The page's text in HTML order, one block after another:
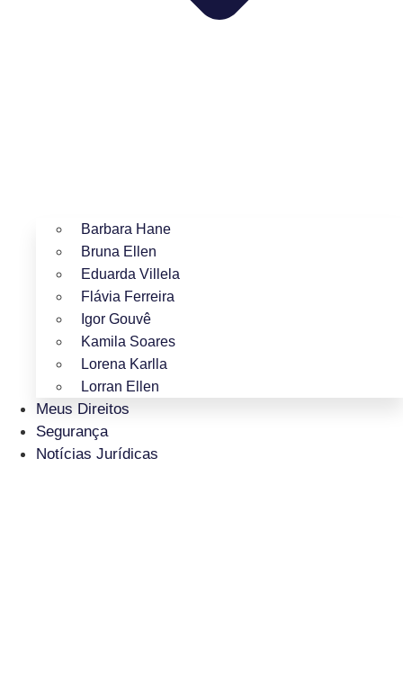
Barbara Hane
Bruna Ellen
Eduarda Villela
Flávia Ferreira
Igor Gouvê
Kamila Soares
Lorena Karlla
Lorran Ellen
Meus Direitos
Segurança
Notícias Jurídicas